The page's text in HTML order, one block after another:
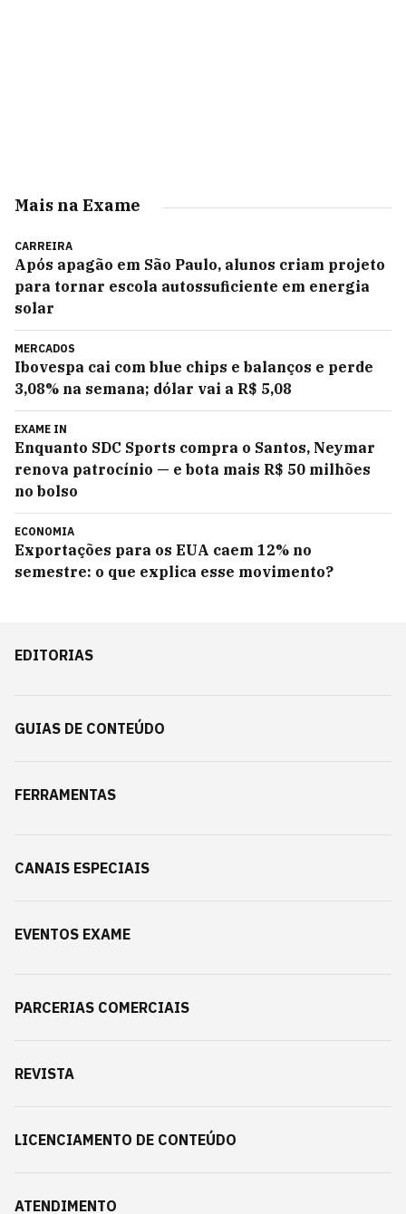
Mais na Exame
CARREIRA
Após apagão em São Paulo, alunos criam projeto
para tornar escola autossuficiente em energia
solar
MERCADOS
Ibovespa cai com blue chips e balanços e perde
3,08% na semana; dólar vai a R$ 5,08
EXAME IN
Enquanto SDC Sports compra o Santos, Neymar
renova patrocínio — e bota mais R$ 50 milhões
no bolso
ECONOMIA
Exportações para os EUA caem 12% no
semestre: o que explica esse movimento?
EDITORIAS
GUIAS DE CONTEÚDO
FERRAMENTAS
CANAIS ESPECIAIS
EVENTOS EXAME
PARCERIAS COMERCIAIS
REVISTA
LICENCIAMENTO DE CONTEÚDO
ATENDIMENTO